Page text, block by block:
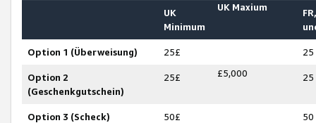
UK
Minimum
UK Maxium
Option 1 (Überweisung) 25£ 25
Option 2
(Geschenkgutschein)
25£ £5,000 25
Option 3 (Scheck) 50£ 50